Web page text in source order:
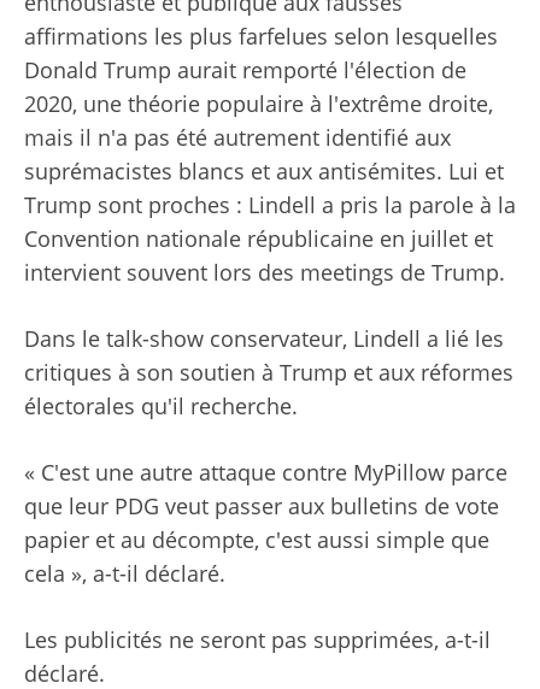
affirmations les plus farfelues selon lesquelles
Donald Trump aurait remporté l'élection de
2020, une théorie populaire à l'extrême droite,
mais il n'a pas été autrement identifié aux
suprémacistes blancs et aux antisémites. Lui et
Trump sont proches : Lindell a pris la parole à la
Convention nationale républicaine en juillet et
intervient souvent lors des meetings de Trump.
Dans le talk-show conservateur, Lindell a lié les
critiques à son soutien à Trump et aux réformes
électorales qu'il recherche.
« C'est une autre attaque contre MyPillow parce
que leur PDG veut passer aux bulletins de vote
papier et au décompte, c'est aussi simple que
cela », a-t-il déclaré.
Les publicités ne seront pas supprimées, a-t-il
déclaré.